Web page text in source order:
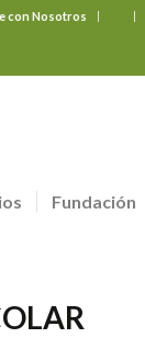
con Nosotros
Fundación